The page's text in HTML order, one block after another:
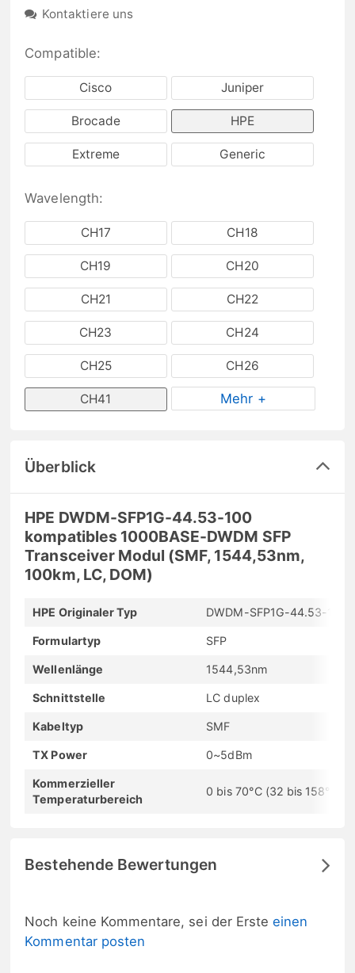
Kontaktiere uns
Compatible:
Cisco Juniper
Brocade HPE
Extreme Generic
Wavelength:
CH17 CH18
CH19 CH20
CH21 CH22
CH23 CH24
CH25 CH26
CH41 Mehr +
Überblick
HPE DWDM-SFP1G-44.53-100
kompatibles 1000BASE-DWDM SFP
Transceiver Modul (SMF, 1544,53nm,
100km, LC, DOM)
HPE Originaler Typ DWDM-SFP1G-44.53-100
Formulartyp SFP
Wellenlänge 1544,53nm
Schnittstelle LC duplex
Kabeltyp SMF
TX Power 0~5dBm
Kommerzieller
Temperaturbereich
0 bis 70°C (32 bis 158°F)
Bestehende Bewertungen
Noch keine Kommentare, sei der Ersteeinen
Kommentar posten